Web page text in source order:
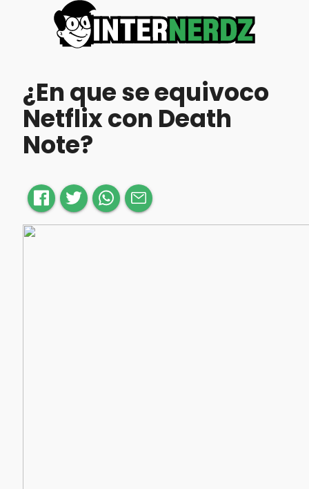
¿En que se equivoco
Netflix con Death
Note?